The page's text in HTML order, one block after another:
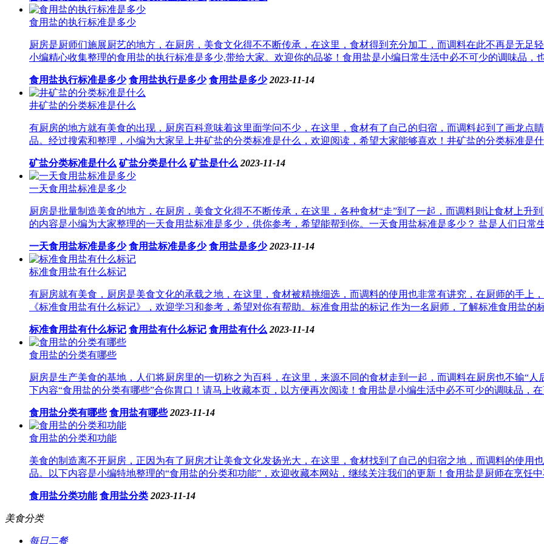
食用盐的执行标准是多少
厨房是厨师们施展厨艺的地方，在厨房，美食文化得不不断传承，在这里，食材得到充分加工，而调料在此不再是无足
小编精心收集整理的食用盐的执行标准是多少,带给大家。欢迎你的品鉴！食用盐是小编日常生活中必不可少的调味品，
食用盐执行标准是多少 食用盐执行是多少 食用盐是多少 2023-11-14
井矿盐的分类标准是什么
有厨房的地方就有美食的出现，厨房百科意味着这里面学问不少，在这里，食材有了自己的归宿，而调料起到了画龙点
品。经过搜索和整理，小编为大家呈上井矿盐的分类标准是什么，欢迎阅读，希望大家能够喜欢！井矿盐的分类标准是
矿盐分类标准是什么 矿盐分类是什么 矿盐是什么 2023-11-14
一天食用盐标准是多少
厨房是批量制造美食的地方，在厨房，美食文化得不不断传承，在这里，各种食材“走”到了一起，而调料则让食材上升
的内容是小编为大家整理的一天食用盐标准是多少，供你参考，希望能帮到你。一天食用盐标准是多少？ 盐是人们日常
一天食用盐标准是多少 食用盐标准是多少 食用盐是多少 2023-11-14
标准食用盐有什么标记
有厨房就有美食，厨房是美食文化的承载之地，在这里，食材被精挑细选，而调料的使用也非常有讲究，在厨师的手上
《标准食用盐有什么标记》，欢迎学习和参考，希望对你有帮助。标准食用盐的标记 作为一名厨师，了解标准食用盐的
标准食用盐有什么标记 食用盐有什么标记 食用盐有什么 2023-11-14
食用盐的分类有哪些
厨房是生产美食的基地，人们将厨房里的一切称之为百科，在这里，来源不同的食材走到一起，而调料在厨房也不输“
下内容“食用盐的分类有哪些”合你胃口！请马上收藏本页，以方便再次阅读！食用盐是小编生活中必不可少的调味品，
食用盐分类有哪些 食用盐有哪些 2023-11-14
食用盐的分类和功能
美食的制造离不开厨房，正因为有了厨房才让美食文化发扬光大，在这里，食材找到了自己的归宿之地，而调料的使用
品。以下内容是小编特地整理的“食用盐的分类和功能”，欢迎收藏本网站，继续关注我们的更新！食用盐是厨师在烹饪
食用盐分类功能 食用盐分类 2023-11-14
美食分类
每日二餐